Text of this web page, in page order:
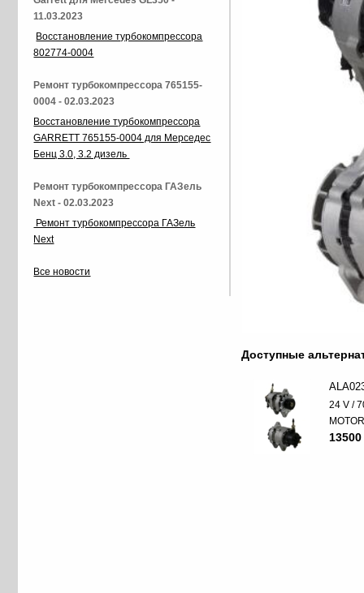
Доступные
24 V /
11.03.2023
Восстановление турбокомпрессора
802774-0004
Ремонт турбокомпрессора 765155-
0004 - 02.03.2023
Восстановление турбокомпрессора
GARRETT 765155-0004 для Мерседес
Бенц 3.0, 3.2 дизель
Ремонт турбокомпрессора ГАЗель
Next - 02.03.2023
Ремонт турбокомпрессора ГАЗель
Next
Все новости